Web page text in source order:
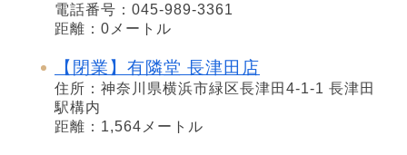
電話番号：045-989-3361
距離：0メートル
【閉業】有隣堂 長津田店
住所：神奈川県横浜市緑区長津田4-1-1 長津田
駅構内
距離：1,564メートル